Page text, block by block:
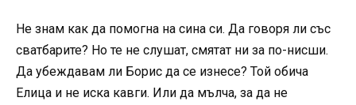
Не знам как да помогна на сина си. Да говоря ли със
сватбарите? Но те не слушат, смятат ни за по-нисши.
Да убеждавам ли Борис да се изнесе? Той обича
Елица и не иска кавги. Или да мълча, за да не